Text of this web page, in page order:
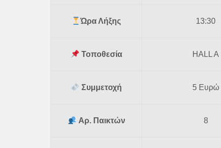
Ώρα Λήξης 13:30
Τοποθεσία HALL A
Συμμετοχή 5 Ευρώ
Αρ. Παικτών 8